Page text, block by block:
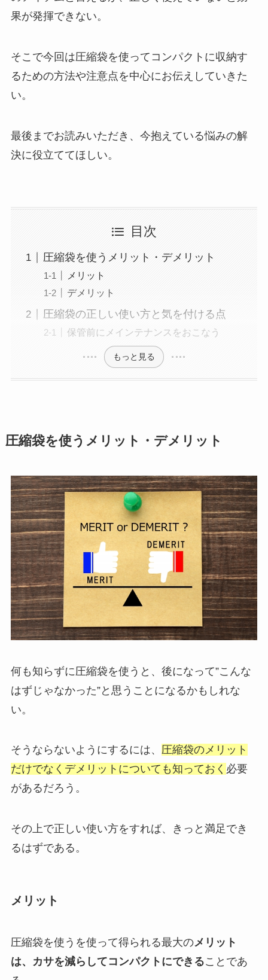
果が発揮できない。
そこで今回は圧縮袋を使ってコンパクトに収納す
るための方法や注意点を中心にお伝えしていきた
い。
最後までお読みいただき、今抱えている悩みの解
決に役立ててほしい。
目次
圧縮袋を使うメリット・デメリット
メリット
デメリット
圧縮袋の正しい使い方と気を付ける点
保管前にメインテナンスをおこなう
もっと見る
圧縮袋を使うメリット・デメリット
何も知らずに圧縮袋を使うと、後になって”こんな
はずじゃなかった”と思うことになるかもしれな
い。
そうならないようにするには、 圧縮袋のメリット
だけでなくデメリットについても知っておく 必要
があるだろう。
その上で正しい使い方をすれば、きっと満足でき
るはずである。
メリット
圧縮袋を使うを使って得られる最大のメリット
は、カサを減らしてコンパクトにできることであ